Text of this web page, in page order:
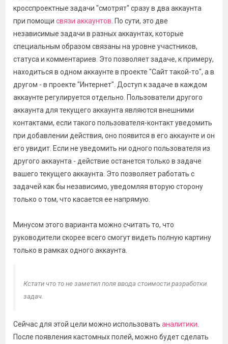
кросспроектные задачи "смотрят" сразу в два аккаунта
при помощи связи аккаунтов . По сути, это две
независимые задачи в разных аккаунтах, которые
специальным образом связаны на уровне участников,
статуса и комментариев. Это позволяет задаче, к примеру,
находиться в одном аккаунте в проекте "Сайт такой-то", а в
другом - в проекте "Интернет". Доступ к задаче в каждом
аккаунте регулируется отдельно. Пользователи другого
аккаунта для текущего аккаунта являются внешними
контактами, если такого пользователя-контакт уведомить
при добавлении действия, оно появится в его аккаунте и он
его увидит. Если не уведомить ни одного пользователя из
другого аккаунта - действие останется только в задаче
вашего текущего аккаунта. Это позволяет работать с
задачей как бы независимо, уведомляя вторую сторону
только о том, что касается ее напрямую.
Минусом этого варианта можно считать то, что
руководители скорее всего смогут видеть полную картину
только в рамках одного аккаунта.
Кстати что то не заметил поля ввода стоимости разработки
задач.
Сейчас для этой цели можно использовать аналитики
После появления кастомных полей, можно будет сделать